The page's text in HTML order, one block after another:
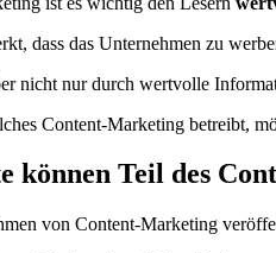
dass das Unternehmen zu
nicht nur durch wertvolle
Content-Marketing betreibt,
können Teil des
von Content-Marketing